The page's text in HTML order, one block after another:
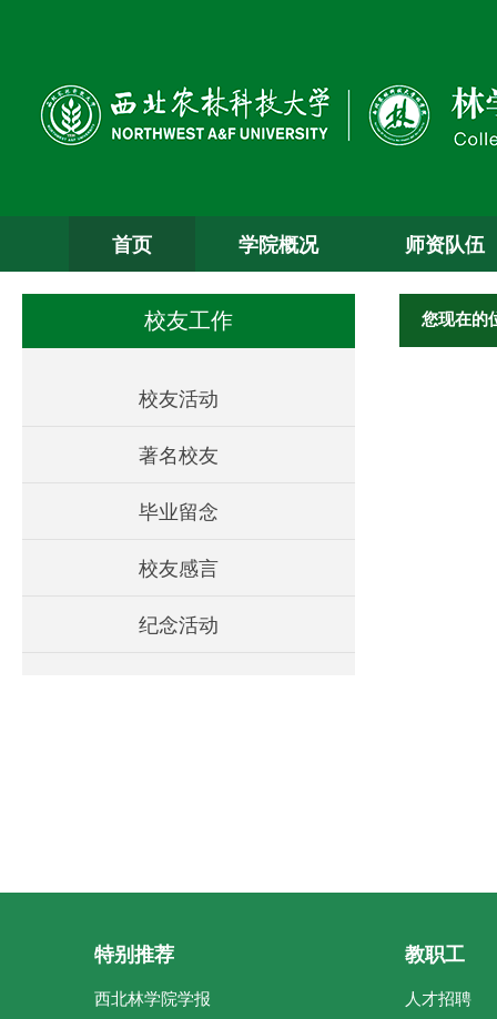
首页 学院概况 师资队伍
校友工作
校友活动
著名校友
毕业留念
校友感言
纪念活动
您现在的
特别推荐
西北林学院学报
教职工
人才招聘